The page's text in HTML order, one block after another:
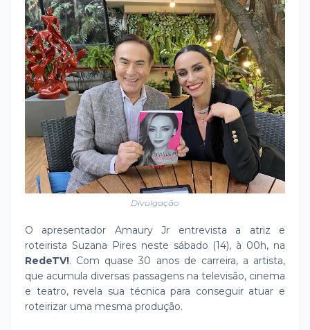
Divulgação
O apresentador Amaury Jr entrevista a atriz e
roteirista Suzana Pires neste sábado (14), à 00h, na
RedeTV!. Com quase 30 anos de carreira, a artista,
que acumula diversas passagens na televisão, cinema
e teatro, revela sua técnica para conseguir atuar e
roteirizar uma mesma produção.